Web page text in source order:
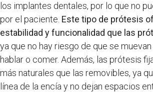
los implantes dentales, por lo que no
por el paciente. Este tipo de prótesis
estabilidad y funcionalidad que las
ya que no hay riesgo de que se
hablar o comer. Además, las prótesis
más naturales que las removibles, ya
línea de la encía y no dejan espacios